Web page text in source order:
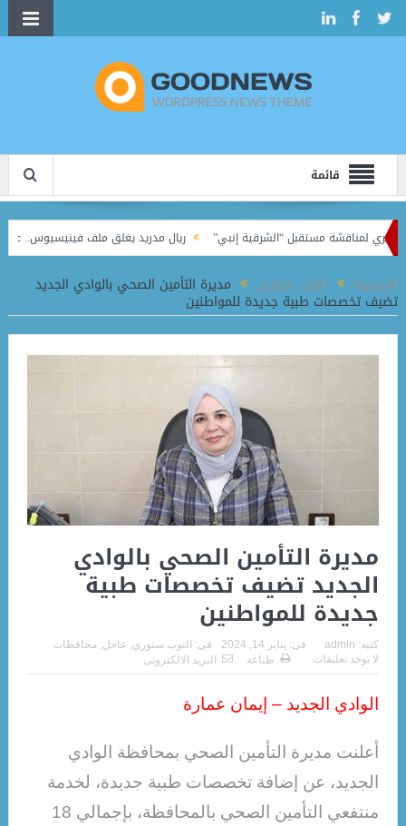
قائمة
لمناقشة مستقبل “الشرقية إنبي”
ريال مدريد يغلق ملف فينيسيوس.. عقد جديد
الرئيسية التوب ستوري مديرة التأمين الصحي بالوادي الجديد
تضيف تخصصات طبية جديدة للمواطنين
مديرة التأمين الصحي بالوادي
الجديد تضيف تخصصات طبية
جديدة للمواطنين
كتبه: admin فى: يناير 14, 2024 فى: التوب ستوري عاجل محافظات
لا يوجد تعليقات
طباعة البريد الالكترونى
الوادي الجديد – إيمان عمارة
أعلنت مديرة التأمين الصحي بمحافظة الوادي
الجديد، عن إضافة تخصصات طبية جديدة، لخدمة
منتفعي التأمين الصحي بالمحافظة، بإجمالي 18